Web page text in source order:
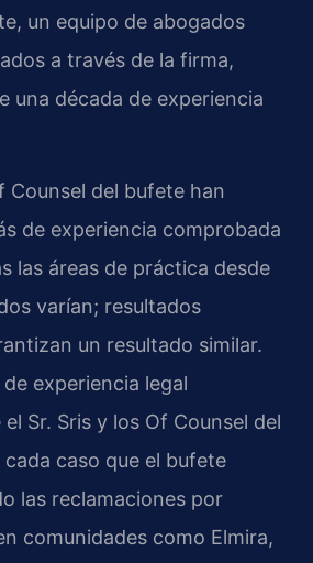
un equipo de abogados
a través de la firma,
una década de experiencia
Counsel del bufete han
de experiencia comprobada
las áreas de práctica desde
varían; resultados
un resultado similar.
experiencia legal
Sr. Sris y los Of Counsel del
caso que el bufete
las reclamaciones por
comunidades como Elmira,